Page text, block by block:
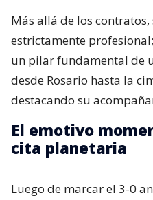
Más allá de los
estrictamente
un pilar fundamental de
desde Rosario hasta la
destacando su
El emotivo
cita planetaria
Luego de marcar el 3-0